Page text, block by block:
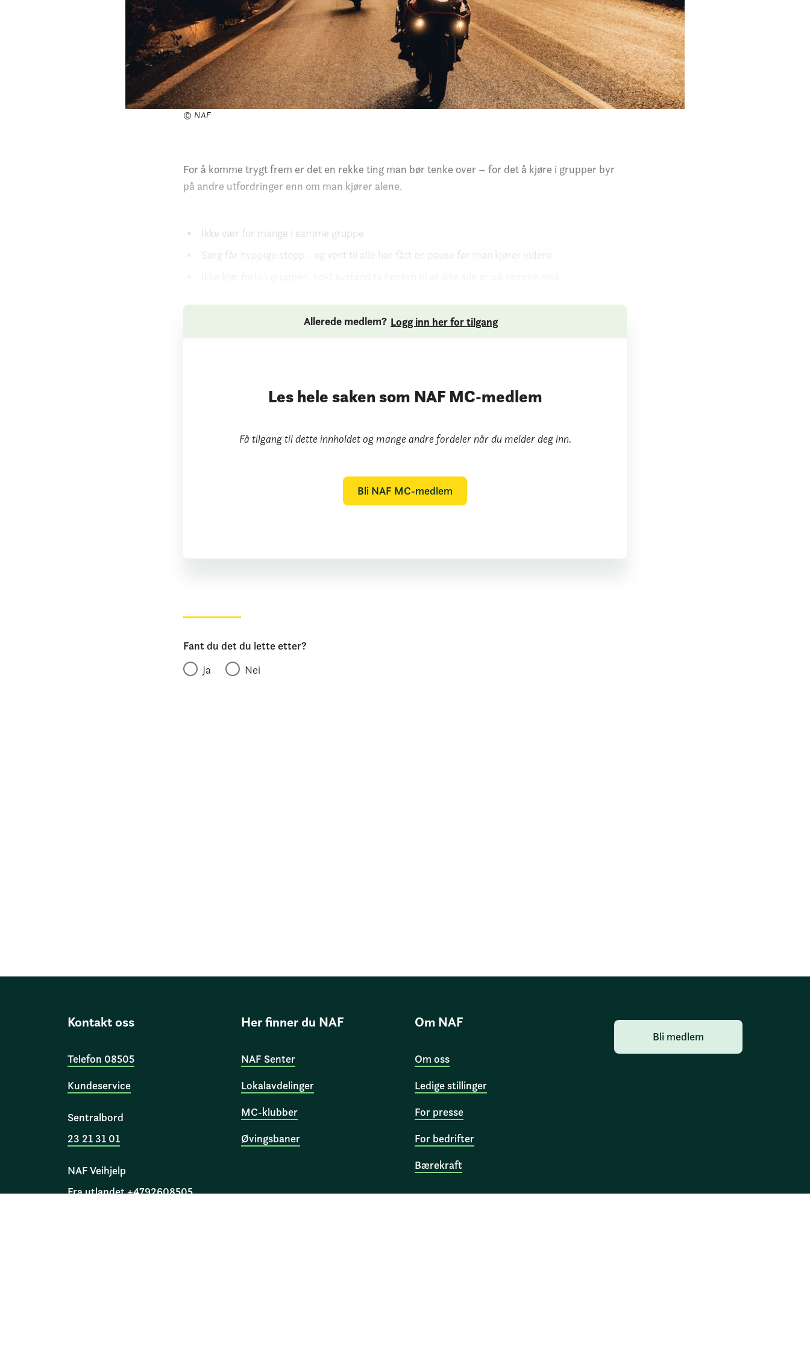
© NAF
For å komme trygt frem er det en rekke ting man bør tenke over – for det å kjøre i grupper byr
på andre utfordringer enn om man kjører alene.
Ikke vær for mange i samme gruppe
Sørg får hyppige stopp - og vent til alle har fått en pause før man kjører videre
Allerede medlem? Logg inn her for tilgang
Les hele saken som NAF MC-medlem
Få tilgang til dette innholdet og mange andre fordeler når du melder deg inn.
Bli NAF MC-medlem
Fant du det du lette etter?
Ja
Nei
Kontakt oss
Telefon 08505
Kundeservice
Sentralbord
23 21 31 01
NAF Veihjelp
Fra utlandet +4792608505
Her finner du NAF
NAF Senter
Lokalavdelinger
MC-klubber
Øvingsbaner
Om NAF
Om oss
Ledige stillinger
For presse
For bedrifter
Bærekraft
Bli medlem